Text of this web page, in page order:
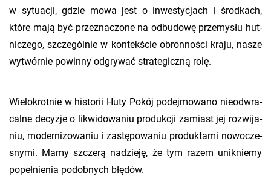
w sy­tu­acji, gdzie mowa jest o in­we­sty­cjach i środ­kach,
które mają być prze­zna­czo­ne na od­bu­do­wę prze­my­słu hut­
ni­cze­go, szcze­gól­nie w kon­tek­ście obron­no­ści kraju, nasze
wy­twór­nie po­win­ny od­gry­wać stra­te­gicz­ną rolę.
Wie­lo­krot­nie w hi­sto­rii Huty Pokój po­dej­mo­wa­no nie­od­wra­
cal­ne de­cy­zje o li­kwi­do­wa­niu pro­duk­cji za­miast jej roz­wi­ja­
niu, mo­der­ni­zo­wa­niu i za­stę­po­wa­niu pro­duk­ta­mi no­wo­cze­
sny­mi. Mamy szcze­rą na­dzie­ję, że tym razem unik­nie­my
po­peł­nie­nia po­dob­nych błę­dów.